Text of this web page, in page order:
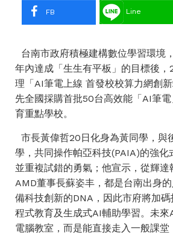
FB Line
台南市政府積極建構數位學習環境
年內達成「生生有平板」的目標後
理「AI筆電上線 首發校校算力網創
先全國採購首批50台高效能「AI筆
育重點學校。
市長黃偉哲20日化身為黃同學，與
學，共同操作帕亞科技(PAIA)的強化
並重複試錯的勇氣；他宣示，從輝達
AMD董事長蘇姿丰，都是台南出身
備科技創新的DNA，因此市府將加
程式教育及生成式AI輔助學習。未
電腦教室，而是能直接走入一般課